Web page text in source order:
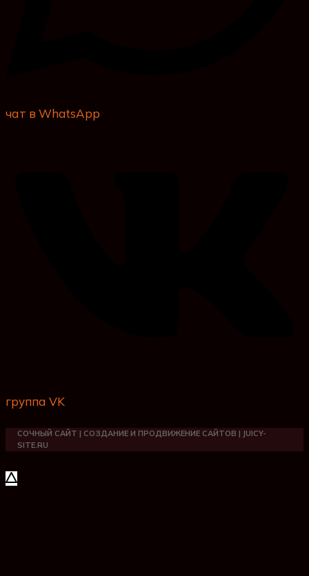
чат в WhatsApp
группа VK
СОЧНЫЙ САЙТ | СОЗДАНИЕ И ПРОДВИЖЕНИЕ САЙТОВ | JUICY-
SITE.RU